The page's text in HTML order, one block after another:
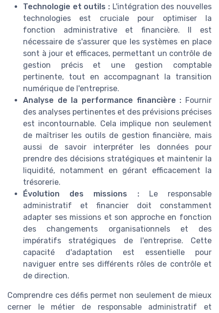
Technologie et outils : L'intégration des nouvelles
technologies est cruciale pour optimiser la
fonction administrative et financière. Il est
nécessaire de s'assurer que les systèmes en place
sont à jour et efficaces, permettant un contrôle de
gestion précis et une gestion comptable
pertinente, tout en accompagnant la transition
numérique de l'entreprise.
Analyse de la performance financière : Fournir
des analyses pertinentes et des prévisions précises
est incontournable. Cela implique non seulement
de maîtriser les outils de gestion financière, mais
aussi de savoir interpréter les données pour
prendre des décisions stratégiques et maintenir la
liquidité, notamment en gérant efficacement la
trésorerie.
Évolution des missions :Le responsable
administratif et financier doit constamment
adapter ses missions et son approche en fonction
des changements organisationnels et des
impératifs stratégiques de l'entreprise. Cette
capacité d'adaptation est essentielle pour
naviguer entre ses différents rôles de contrôle et
de direction.
Comprendre ces défis permet non seulement de mieux
cerner le métier de responsable administratif et